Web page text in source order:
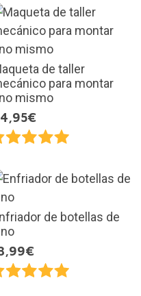
de taller
para montar
mismo
de botellas de